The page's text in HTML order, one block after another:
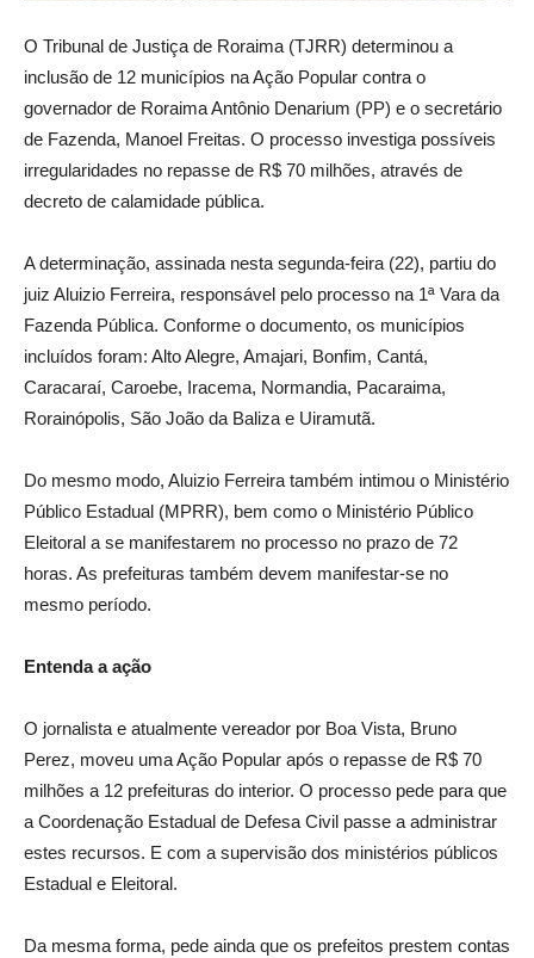
O Tribunal de Justiça de Roraima (TJRR) determinou a
inclusão de 12 municípios na Ação Popular contra o
governador de Roraima Antônio Denarium (PP) e o secretário
de Fazenda, Manoel Freitas. O processo investiga possíveis
irregularidades no repasse de R$ 70 milhões, através de
decreto de calamidade pública.
A determinação, assinada nesta segunda-feira (22), partiu do
juiz Aluizio Ferreira, responsável pelo processo na 1ª Vara da
Fazenda Pública. Conforme o documento, os municípios
incluídos foram: Alto Alegre, Amajari, Bonfim, Cantá,
Caracaraí, Caroebe, Iracema, Normandia, Pacaraima,
Rorainópolis, São João da Baliza e Uiramutã.
Do mesmo modo, Aluizio Ferreira também intimou o Ministério
Público Estadual (MPRR), bem como o Ministério Público
Eleitoral a se manifestarem no processo no prazo de 72
horas. As prefeituras também devem manifestar-se no
mesmo período.
Entenda a ação
O jornalista e atualmente vereador por Boa Vista, Bruno
Perez, moveu uma Ação Popular após o repasse de R$ 70
milhões a 12 prefeituras do interior. O processo pede para que
a Coordenação Estadual de Defesa Civil passe a administrar
estes recursos. E com a supervisão dos ministérios públicos
Estadual e Eleitoral.
Da mesma forma, pede ainda que os prefeitos prestem contas